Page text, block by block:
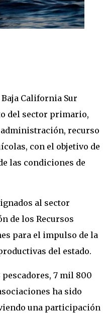
Baja California Sur
del sector primario,
recurso
con el objetivo de
las condiciones de
al sector
de los Recursos
para el impulso de la
del estado.
7 mil 800
ha sido
una participación